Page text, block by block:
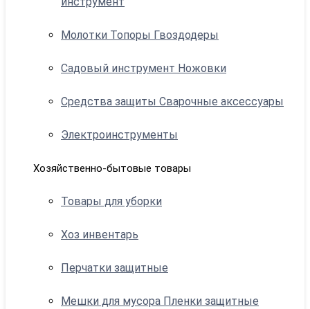
Молотки Топоры Гвоздодеры
Садовый инструмент Ножовки
Средства защиты Сварочные аксессуары
Электроинструменты
Хозяйственно-бытовые товары
Товары для уборки
Хоз инвентарь
Перчатки защитные
Мешки для мусора Пленки защитные